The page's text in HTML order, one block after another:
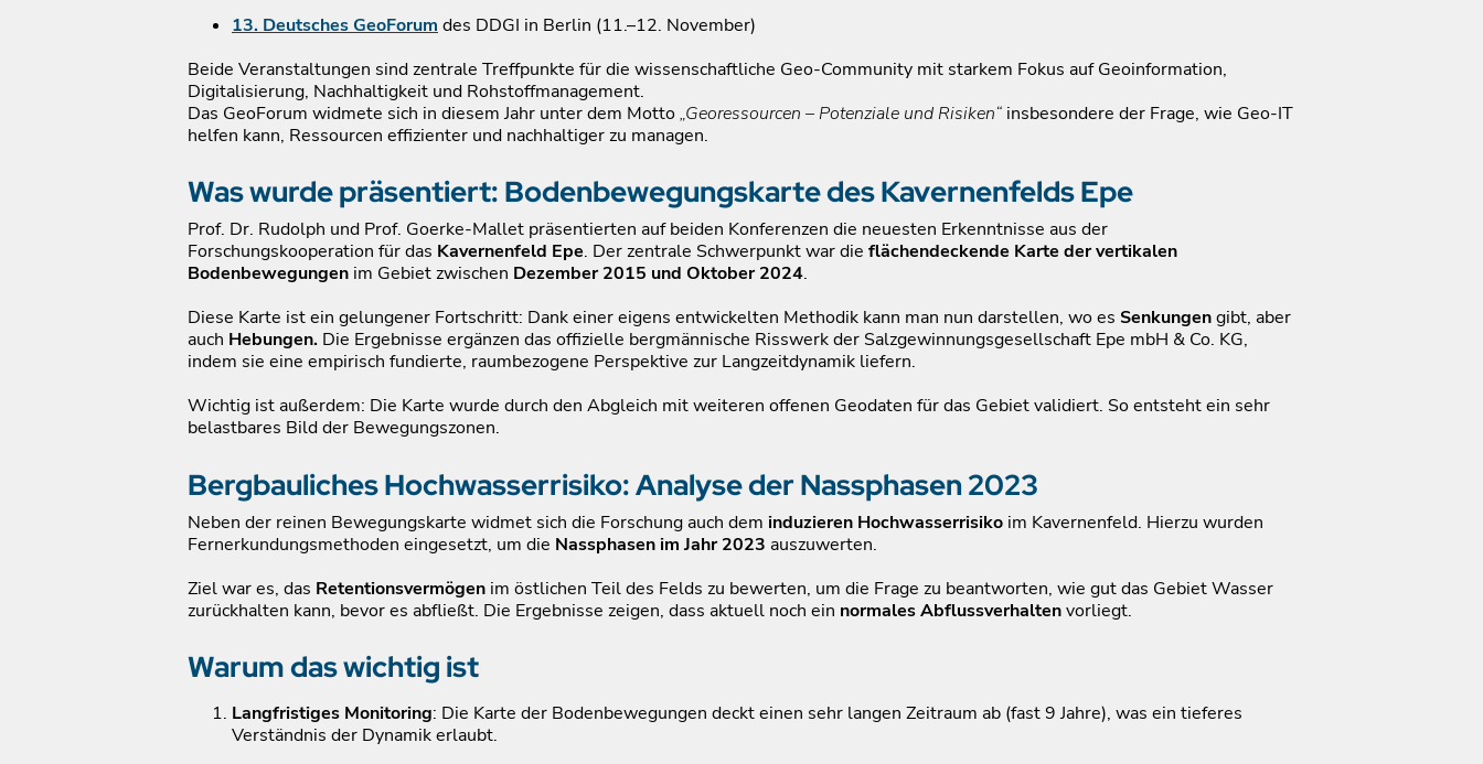
13. Deutsches GeoForum des DDGI in Berlin (11.–12. November)
Beide Veranstaltungen sind zentrale Treffpunkte für die wissenschaftliche Geo-Community mit starkem Fokus auf Geoinformation,
Digitalisierung, Nachhaltigkeit und Rohstoffmanagement.
Das GeoForum widmete sich in diesem Jahr unter dem Motto„Georessourcen – Potenziale und Risiken“ insbesondere der Frage, wie Geo-IT
helfen kann, Ressourcen effizienter und nachhaltiger zu managen.
Was wurde präsentiert: Bodenbewegungskarte des Kavernenfelds Epe
Prof. Dr. Rudolph und Prof. Goerke-Mallet präsentierten auf beiden Konferenzen die neuesten Erkenntnisse aus der
Forschungskooperation für das Kavernenfeld Epe. Der zentrale Schwerpunkt war die flächendeckende Karte der vertikalen
Bodenbewegungen im Gebiet zwischen Dezember 2015 und Oktober 2024.
Diese Karte ist ein gelungener Fortschritt: Dank einer eigens entwickelten Methodik kann man nun darstellen, wo es Senkungengibt, aber
auch Hebungen. Die Ergebnisse ergänzen das offizielle bergmännische Risswerk der Salzgewinnungsgesellschaft Epe mbH & Co. KG,
indem sie eine empirisch fundierte, raumbezogene Perspektive zur Langzeitdynamik liefern.
Wichtig ist außerdem: Die Karte wurde durch den Abgleich mit weiteren offenen Geodaten für das Gebiet validiert. So entsteht ein sehr
belastbares Bild der Bewegungszonen.
Bergbauliches Hochwasserrisiko: Analyse der Nassphasen 2023
Neben der reinen Bewegungskarte widmet sich die Forschung auch dem induzieren Hochwasserrisiko im Kavernenfeld. Hierzu wurden
Fernerkundungsmethoden eingesetzt, um die Nassphasen im Jahr 2023 auszuwerten.
Ziel war es, das Retentionsvermögen im östlichen Teil des Felds zu bewerten, um die Frage zu beantworten, wie gut das Gebiet Wasser
zurückhalten kann, bevor es abfließt. Die Ergebnisse zeigen, dass aktuell noch ein normales Abflussverhaltenvorliegt.
Warum das wichtig ist
Langfristiges Monitoring: Die Karte der Bodenbewegungen deckt einen sehr langen Zeitraum ab (fast 9 Jahre), was ein tieferes
Verständnis der Dynamik erlaubt.